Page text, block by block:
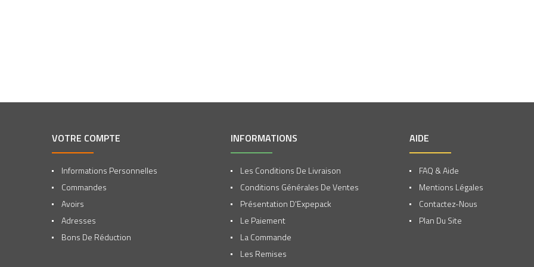
VOTRE COMPTE
Informations Personnelles
Commandes
Avoirs
Adresses
Bons De Réduction
INFORMATIONS
Les Conditions De Livraison
Conditions Générales De Ventes
Présentation D'Expepack
Le Paiement
La Commande
Les Remises
AIDE
FAQ & Aide
Mentions Légales
Contactez-Nous
Plan Du Site